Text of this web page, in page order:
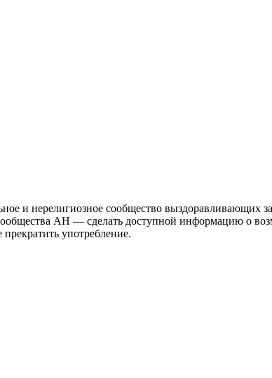
и нерелигиозное сообщество выздоравливающих
АН — сделать доступной информацию о
употребление.